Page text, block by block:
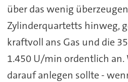
über das wenig
Zylinderquartetts hinweg,
kraftvoll ans Gas und die
1.450 U/min ordentlich an.
darauf anlegen sollte -